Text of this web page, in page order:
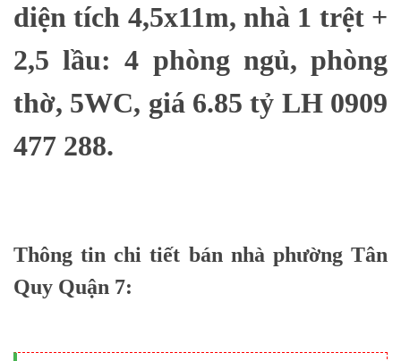
diện tích 4,5x11m, nhà 1 trệt +
2,5 lầu: 4 phòng ngủ, phòng
thờ, 5WC, giá 6.85 tỷ LH 0909
477 288.
Thông tin chi tiết bán nhà phường Tân
Quy Quận 7: